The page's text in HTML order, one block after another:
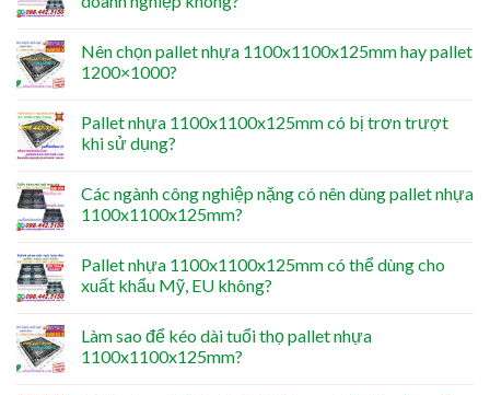
Nên chọn pallet nhựa 1100x1100x125mm hay pallet
1200×1000?
Pallet nhựa 1100x1100x125mm có bị trơn trượt
khi sử dụng?
Các ngành công nghiệp nặng có nên dùng pallet nhựa
1100x1100x125mm?
Pallet nhựa 1100x1100x125mm có thể dùng cho
xuất khẩu Mỹ, EU không?
Làm sao để kéo dài tuổi thọ pallet nhựa
1100x1100x125mm?